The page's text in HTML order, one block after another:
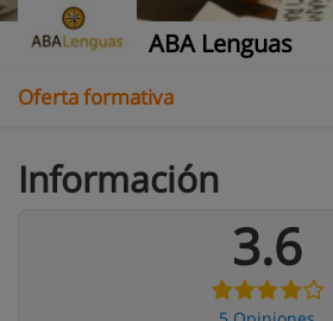
ABA Lenguas
Opiniones
Oferta formativa
Información
3.6